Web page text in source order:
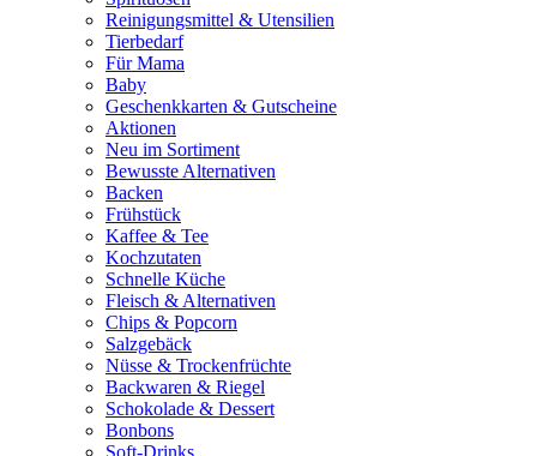
Reinigungsmittel & Utensilien
Tierbedarf
Für Mama
Baby
Geschenkkarten & Gutscheine
Aktionen
Neu im Sortiment
Bewusste Alternativen
Backen
Frühstück
Kaffee & Tee
Kochzutaten
Schnelle Küche
Fleisch & Alternativen
Chips & Popcorn
Salzgebäck
Nüsse & Trockenfrüchte
Backwaren & Riegel
Schokolade & Dessert
Bonbons
Soft-Drinks